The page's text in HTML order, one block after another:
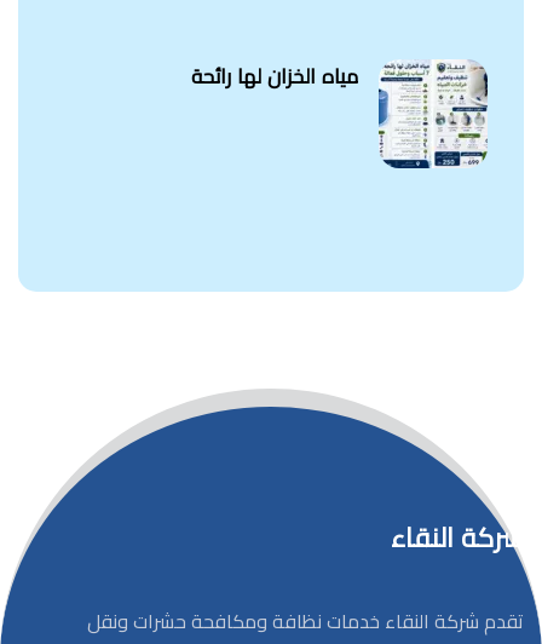
مياه الخزان لها رائحة
شركة النقاء
تقدم شركة النقاء خدمات نظافة ومكافحة حشرات ونقل